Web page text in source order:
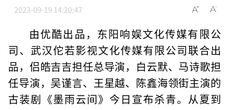
2023-09-19 14:20:47
由优酷出品，东阳响娱文化传媒有限公
司、武汉佗若影视文化传媒有限公司联合出
品，侣皓吉吉担任总导演，白云默、马诗歌担
任导演，吴谨言、王星越、陈鑫海领街主演的
古装剧《墨雨云间》今日宣布杀青。从夏到